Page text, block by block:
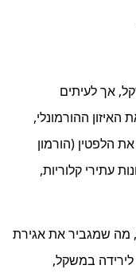
אך לעיתים
ההורמונלי,
הלפטין (הורמון
עתירי קלוריות,
מה שמגביר את אגירת
תורמת לירידה במשקל,